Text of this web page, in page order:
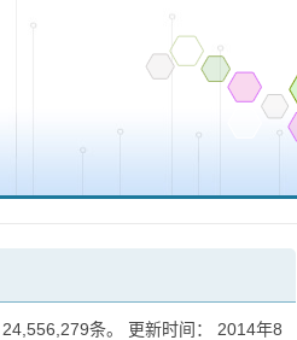
条。 更新时间： 2014年8